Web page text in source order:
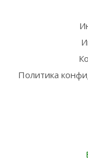
Политика